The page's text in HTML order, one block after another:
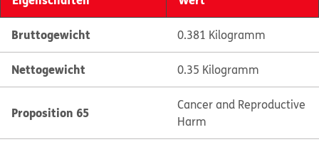
Bruttogewicht 0.381 Kilogramm
Nettogewicht 0.35 Kilogramm
Proposition 65
Cancer and Reproductive
Harm